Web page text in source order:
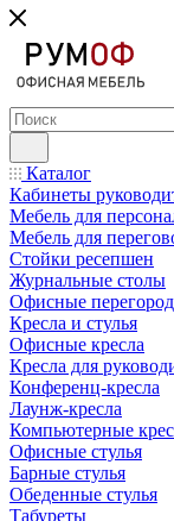
Каталог
Кабинеты
Мебель для
Мебель для
Стойки ресепшен
Журнальные столы
Офисные
Кресла и стулья
Офисные кресла
Кресла для
Конференц-кресла
Лаунж-кресла
Компьютерные
Офисные стулья
Барные стулья
Обеденные стулья
Табуреты